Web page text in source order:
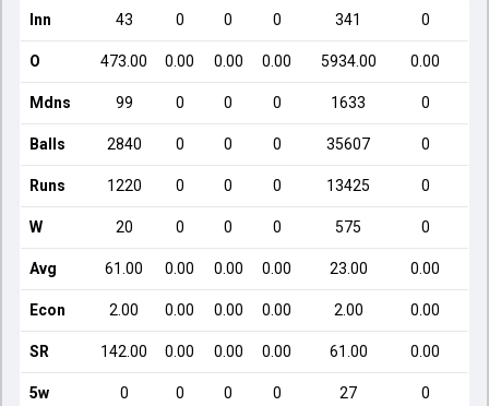
Inn 43 0 0 0 341 0
O 473.00 0.00 0.00 0.00 5934.00 0.00
Mdns 99 0 0 0 1633 0
Balls 2840 0 0 0 35607 0
Runs 1220 0 0 0 13425 0
W 20 0 0 0 575 0
Avg 61.00 0.00 0.00 0.00 23.00 0.00
Econ 2.00 0.00 0.00 0.00 2.00 0.00
SR 142.00 0.00 0.00 0.00 61.00 0.00
5w 0 0 0 0 27 0